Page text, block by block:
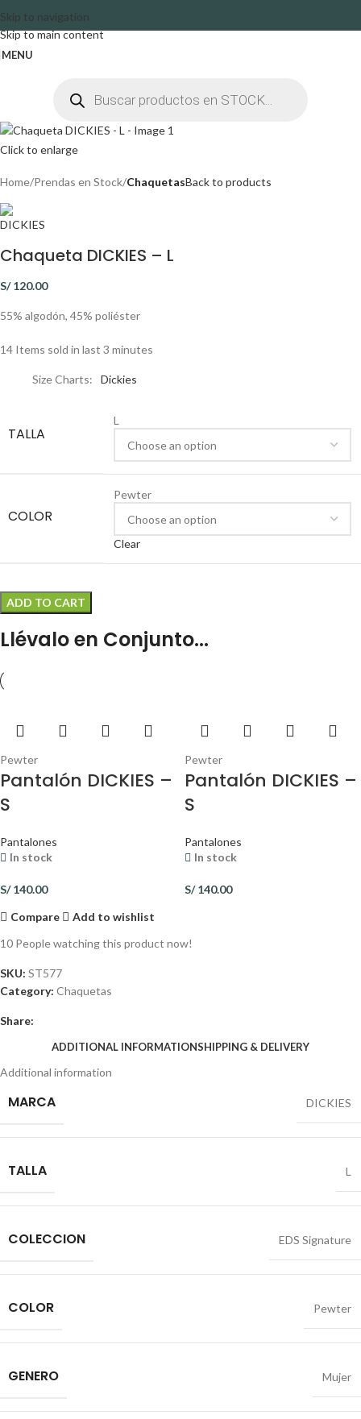
Skip to navigation
Skip to main content
MENU
Click to enlarge
Home Prendas en Stock ChaquetasBack to products
Chaqueta DICKIES – L
S/120.00
55% algodón, 45% poliéster
14 Items sold in last 3 minutes
Size Charts Dickies
TALLA
L
COLOR
Pewter
Clear
ADD TO CART
Llévalo en Conjunto...
Pewter
Pantalón DICKIES –
S
Pantalones
In stock
S/140.00
Pewter
Pantalón DICKIES –
S
Pantalones
In stock
S/140.00
Compare
Add to wishlist
10 People watching this product now!
SKU: ST577
Category: Chaquetas
Share:
ADDITIONAL INFORMATIONSHIPPING & DELIVERY
Additional information
MARCA DICKIES
TALLA L
COLECCION EDS Signature
COLOR Pewter
GENERO Mujer